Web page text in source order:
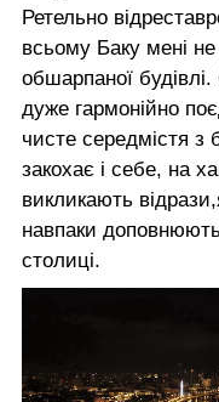
Ретельно
всьому Баку мені
обшарпаної
дуже гармонійно
чисте середмістя з
закохає і себе, на
викликають
навпаки
столиці.